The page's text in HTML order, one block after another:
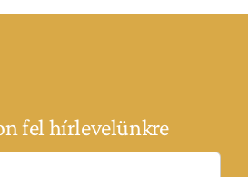
fel hírlevelünkre